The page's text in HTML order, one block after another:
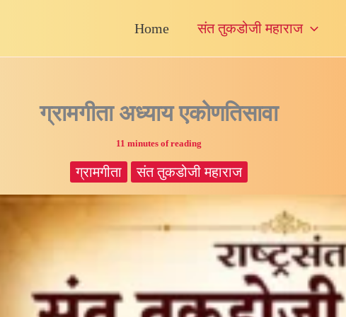
Home संत तुकडोजी महाराज
ग्रामगीता अध्याय एकोणतिसावा
11 minutes of reading
ग्रामगीता संत तुकडोजी महाराज